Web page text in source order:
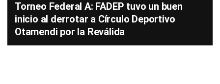
Torneo Federal A: FADEP tuvo un buen
inicio al derrotar a Círculo Deportivo
Otamendi por la Reválida